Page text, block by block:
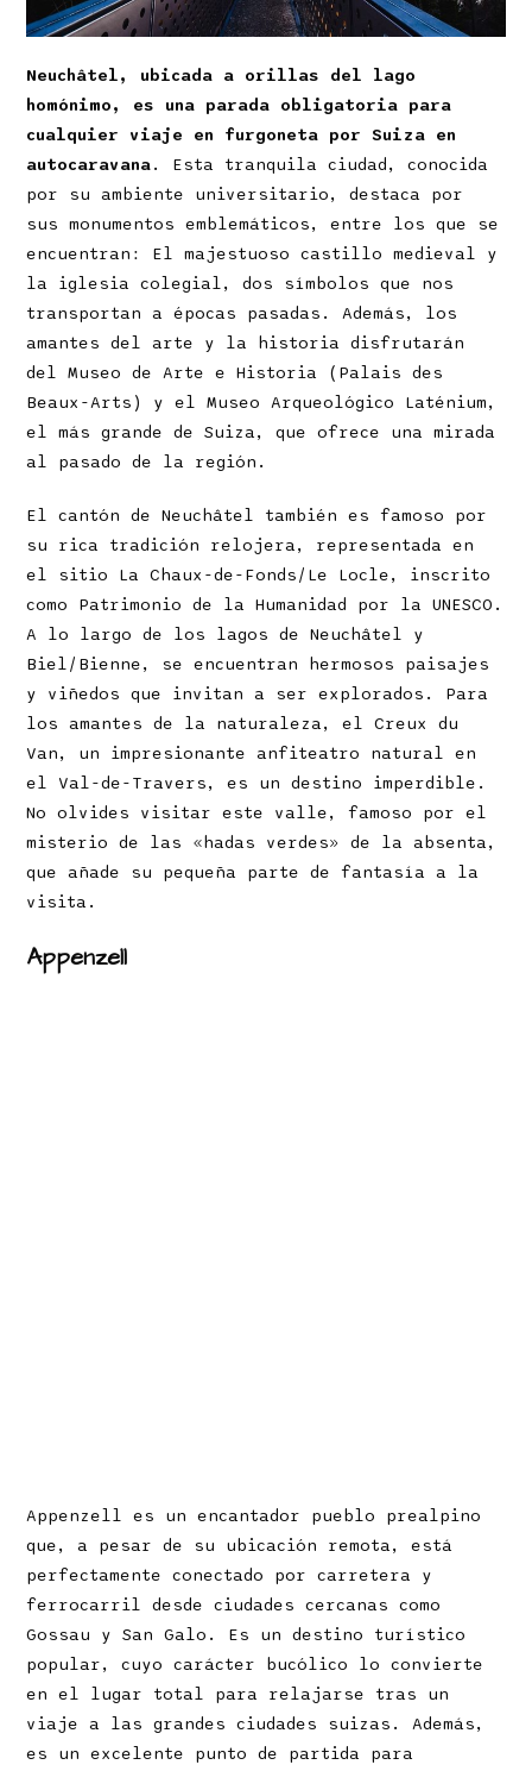
Neuchâtel, ubicada a orillas del lago
homónimo, es una parada obligatoria para
cualquier viaje en furgoneta por Suiza en
autocaravana. Esta tranquila ciudad, conocida
por su ambiente universitario, destaca por
sus monumentos emblemáticos, entre los que se
encuentran: El majestuoso castillo medieval y
la iglesia colegial, dos símbolos que nos
transportan a épocas pasadas. Además, los
amantes del arte y la historia disfrutarán
del Museo de Arte e Historia (Palais des
Beaux-Arts) y el Museo Arqueológico Laténium,
el más grande de Suiza, que ofrece una mirada
al pasado de la región.
El cantón de Neuchâtel también es famoso por
su rica tradición relojera, representada en
el sitio La Chaux-de-Fonds/Le Locle, inscrito
como Patrimonio de la Humanidad por la UNESCO.
A lo largo de los lagos de Neuchâtel y
Biel/Bienne, se encuentran hermosos paisajes
y viñedos que invitan a ser explorados. Para
los amantes de la naturaleza, el Creux du
Van, un impresionante anfiteatro natural en
el Val-de-Travers, es un destino imperdible.
No olvides visitar este valle, famoso por el
misterio de las «hadas verdes» de la absenta,
que añade su pequeña parte de fantasía a la
visita.
Appenzell
Appenzell es un encantador pueblo prealpino
que, a pesar de su ubicación remota, está
perfectamente conectado por carretera y
ferrocarril desde ciudades cercanas como
Gossau y San Galo. Es un destino turístico
popular, cuyo carácter bucólico lo convierte
en el lugar total para relajarse tras un
viaje a las grandes ciudades suizas. Además,
es un excelente punto de partida para